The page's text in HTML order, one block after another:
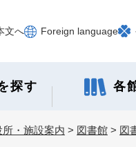
文へ
Foreign language
探す 各
所・施設案内 > 図書館 > 図